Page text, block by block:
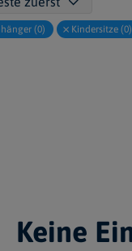
(0) Kindersitze (0)
Keine